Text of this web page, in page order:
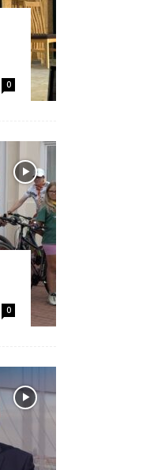
0
0